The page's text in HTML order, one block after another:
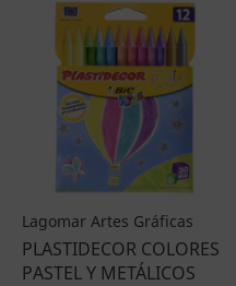
Lagomar Artes Gráficas
PLASTIDECOR COLORES
PASTEL Y METÁLICOS